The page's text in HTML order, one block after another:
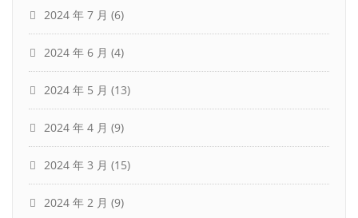
2024 年 7 月 (6)
2024 年 6 月 (4)
2024 年 5 月 (13)
2024 年 4 月 (9)
2024 年 3 月 (15)
2024 年 2 月 (9)